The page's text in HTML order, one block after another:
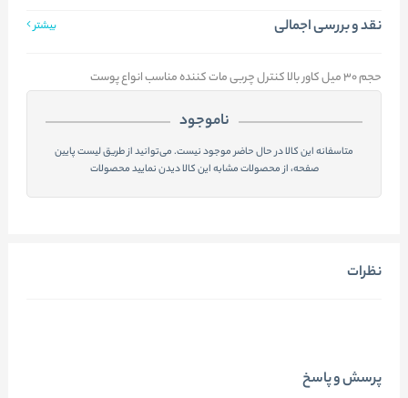
نقد و بررسی اجمالی بیشتر
حجم ۳۰ میل کاور بالا کنترل چربی مات کننده مناسب انواع پوست
ناموجود
متاسفانه این کالا در حال حاضر موجود نیست. می‌توانید از طریق لیست پایین
صفحه، از محصولات مشابه این کالا دیدن نمایید محصولات
نظرات
پرسش و پاسخ